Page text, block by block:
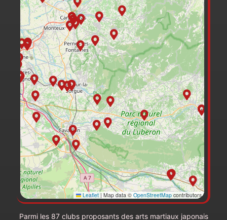
Leaflet | Map data ©OpenStreetMap contributors
Parmi les 87 clubs proposants des arts martiaux japonais